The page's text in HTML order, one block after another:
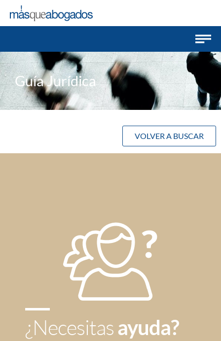
Guía Jurídica
VOLVER A BUSCAR
¿Necesitasayuda?